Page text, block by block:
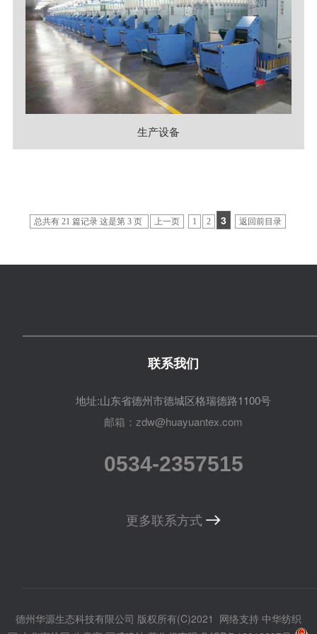
生产设备
总共有 21 篇记录 这是第 3 页 上一页 1 2 3 返回前目录
联系我们
地址:山东省德州市德城区格瑞德路1100号
邮箱：zdw@huayuantex.com
0534-2357515
更多联系方式
德州华源生态科技有限公司 版权所有(C)2021 网络支持 中华纺织